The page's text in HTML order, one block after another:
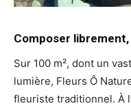
Composer
Sur 100 m², dont un
lumière, Fleurs Ô
fleuriste traditionnel. À